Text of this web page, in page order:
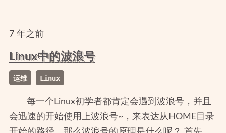
7年之前
Linux中的波浪号
运维 Linux
每一个Linux初学者都肯定会遇到波浪号，并且
会迅速的开始使用上波浪号~，来表达从HOME目录